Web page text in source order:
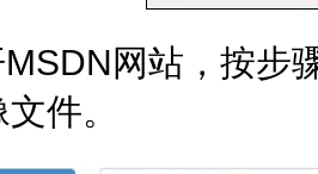
网站，按步
件。